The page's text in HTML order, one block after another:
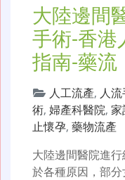
大陸邊間
手術-香港
指南-藥流
人工流產, 人
術, 婦產科醫院, 家
止懷孕, 藥物流產
大陸邊間醫院進
於各種原因，部